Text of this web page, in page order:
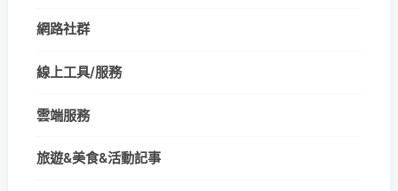
網路社群
線上工具/服務
雲端服務
旅遊&美食&活動記事